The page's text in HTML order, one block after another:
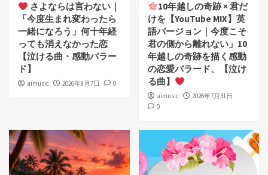
さよならは言わない｜
「今度生まれ変わったら
一緒になろう」何十年経
っても消えなかった恋
【泣ける曲・感動バラー
ド】
aimusic 2026年8月7日 0
10年越しの奇跡 × 君だ
けを【YouTube MIX】英
語バージョン｜今度こそ
君の側から離れない」10
年越しの奇跡を描く感動
の恋愛バラード、【泣け
る曲】
aimusic
2026年7月31日
0